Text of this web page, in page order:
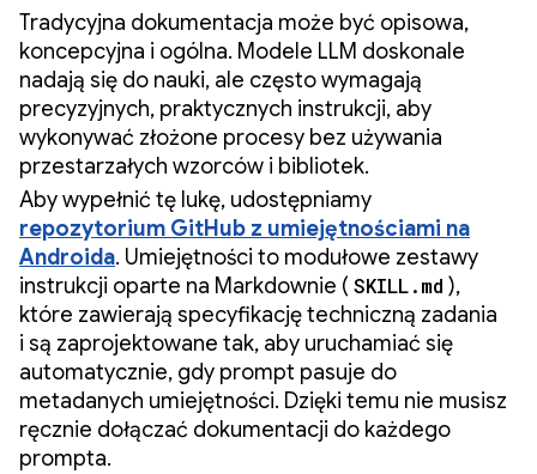
Tradycyjna dokumentacja może być opisowa,
koncepcyjna i ogólna. Modele LLM doskonale
nadają się do nauki, ale często wymagają
precyzyjnych, praktycznych instrukcji, aby
wykonywać złożone procesy bez używania
przestarzałych wzorców i bibliotek.
Aby wypełnić tę lukę, udostępniamy
repozytorium GitHub z umiejętnościami na
Androida. Umiejętności to modułowe zestawy
instrukcji oparte na Markdownie ( SKILL.md ),
które zawierają specyfikację techniczną zadania
i są zaprojektowane tak, aby uruchamiać się
automatycznie, gdy prompt pasuje do
metadanych umiejętności. Dzięki temu nie musisz
ręcznie dołączać dokumentacji do każdego
prompta.